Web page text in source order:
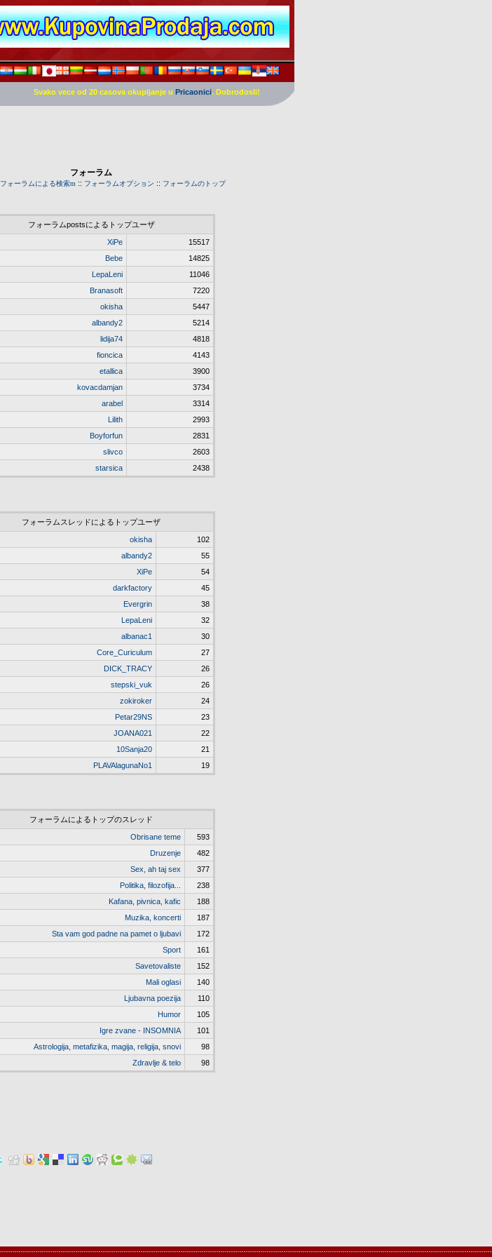
Svako vece od 20 casova okupljanje u Pricaonici. Dobrodosli!
フォーラム
フォーラムによる検索m :: フォーラムオプション :: フォーラムのトップ
フォーラムpostsによるトップユーザ
XiPe
15517
Bebe
14825
LepaLeni
11046
Branasoft
7220
okisha
5447
albandy2
5214
lidija74
4818
fioncica
4143
etallica
3900
kovacdamjan
3734
arabel
3314
Lilith
2993
Boyforfun
2831
slivco
2603
starsica
2438
フォーラムスレッドによるトップユーザ
okisha
102
albandy2
55
XiPe
54
darkfactory
45
Evergrin
38
LepaLeni
32
albanac1
30
Core_Curiculum
27
DICK_TRACY
26
stepski_vuk
26
zokiroker
24
Petar29NS
23
JOANA021
22
10Sanja20
21
PLAVAlagunaNo1
19
フォーラムによるトップのスレッド
Obrisane teme
593
Druzenje
482
Sex, ah taj sex
377
Politika, filozofija...
238
Kafana, pivnica, kafic
188
Muzika, koncerti
187
Sta vam god padne na pamet o ljubavi
172
Sport
161
Savetovaliste
152
Mali oglasi
140
Ljubavna poezija
110
Humor
105
Igre zvane - INSOMNIA
101
Astrologija, metafizika, magija, religija, snovi
98
Zdravlje & telo
98